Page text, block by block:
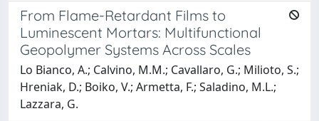
From Flame-Retardant Films to
Luminescent Mortars: Multifunctional
Geopolymer Systems Across Scales
Lo Bianco, A.; Calvino, M.M.; Cavallaro, G.; Milioto, S.;
Hreniak, D.; Boiko, V.; Armetta, F.; Saladino, M.L.;
Lazzara, G.